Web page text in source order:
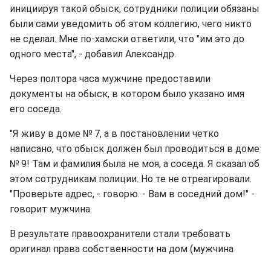
инициируя такой обыск, сотрудники полиции обязаны
были сами уведомить об этом коллегию, чего никто
не сделал. Мне по-хамски ответили, что "им это до
одного места", - добавил Александр.
Через полтора часа мужчине предоставили
документы на обыск, в котором было указано имя
его соседа.
"Я живу в доме № 7, а в постановлении четко
написано, что обыск должен был проводиться в доме
№ 9! Там и фамилия была не моя, а соседа. Я сказал об
этом сотрудникам полиции. Но те не отреагировали.
"Проверьте адрес, - говорю. - Вам в соседний дом!" -
говорит мужчина.
В результате правоохранители стали требовать
оригинал права собственности на дом (мужчина